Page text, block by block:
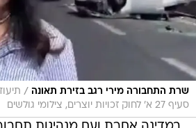
שרת התחבורה מירי רגב בזירת תאונה /
סעיף 27 א' לחוק זכויות יוצרים, צילומי גולשים